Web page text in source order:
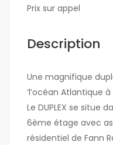
Prix sur appel
Description
Une magnifique
‘l’océan Atlantique
Le DUPLEX se situe
6ème étage avec
résidentiel de Fann